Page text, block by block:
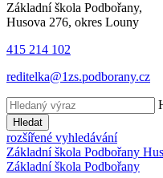
Základní škola Podbořany,
Husova 276, okres Louny
415 214 102
reditelka@1zs.podborany.cz
Hledat
rozšířené vyhledávání
Základní škola Podbořany
Základní škola Podbořany